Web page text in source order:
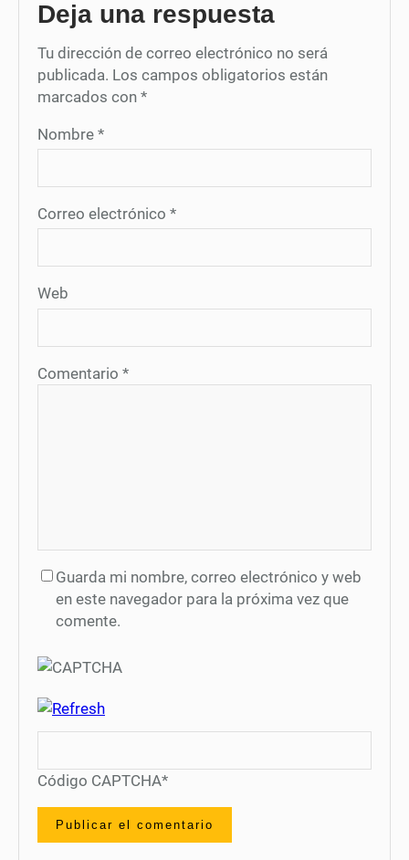
Deja una respuesta
Tu dirección de correo electrónico no será
publicada. Los campos obligatorios están
marcados con *
Nombre *
Correo electrónico *
Web
Comentario *
Guarda mi nombre, correo electrónico y web
en este navegador para la próxima vez que
comente.
Código CAPTCHA*